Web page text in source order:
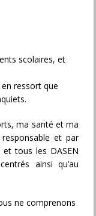
scolaires, et
ressort que
ma santé et ma
et par
tous les DASEN
ainsi qu’au
ne comprenons